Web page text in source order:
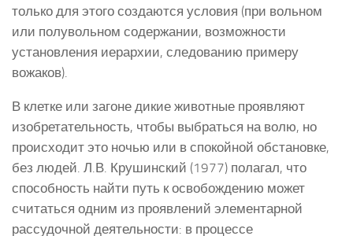
только для этого создаются условия (при вольном
или полувольном содержании, возможности
установления иерархии, следованию примеру
вожаков).
В клетке или загоне дикие животные проявляют
изобретательность, чтобы выбраться на волю, но
происходит это ночью или в спокойной обстановке,
без людей. Л.В. Крушинский (1977) полагал, что
способность найти путь к освобождению может
считаться одним из проявлений элементарной
рассудочной деятельности: в процессе